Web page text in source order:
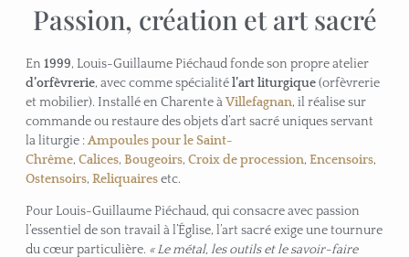
Passion, création et art sacré
En 1999, Louis-Guillaume Piéchaud fonde son propre atelier
d’orfèvrerie, avec comme spécialitél’art liturgique(orfèvrerie
et mobilier). Installé en Charente àVillefagnan, il réalise sur
commande ou restaure des objets d’art sacré uniques servant
la liturgie :Ampoules pour le Saint-
Chrême, Calices, Bougeoirs, Croix de procession, Encensoirs,
Ostensoirs, Reliquairesetc.
Pour Louis-Guillaume Piéchaud, qui consacre avec passion
l’essentiel de son travail à l’Église, l’art sacré exige une tournure
du cœur particulière. « Le métal, les outils et le savoir-faire